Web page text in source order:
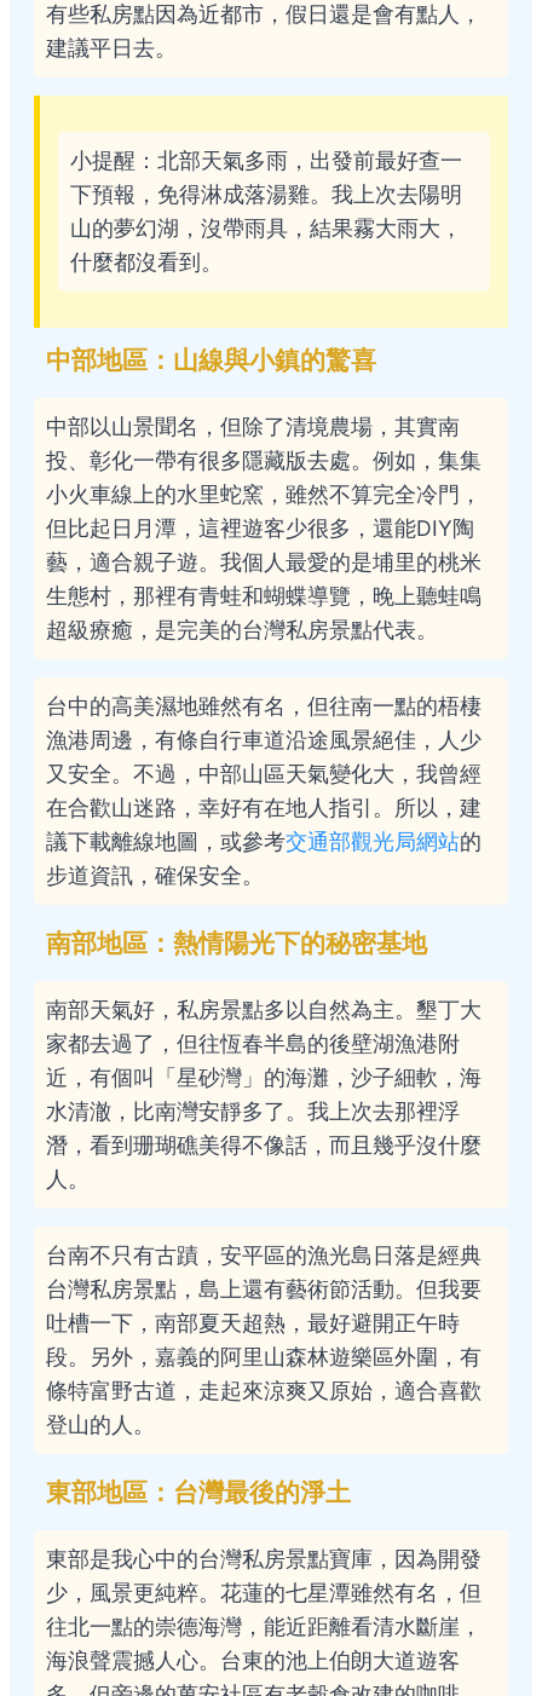
有些私房點因為近都市，假日還是會有點人，
建議平日去。
小提醒：北部天氣多雨，出發前最好查一
下預報，免得淋成落湯雞。我上次去陽明
山的夢幻湖，沒帶雨具，結果霧大雨大，
什麼都沒看到。
中部地區：山線與小鎮的驚喜
中部以山景聞名，但除了清境農場，其實南
投、彰化一帶有很多隱藏版去處。例如，集集
小火車線上的水里蛇窯，雖然不算完全冷門，
但比起日月潭，這裡遊客少很多，還能DIY陶
藝，適合親子遊。我個人最愛的是埔里的桃米
生態村，那裡有青蛙和蝴蝶導覽，晚上聽蛙鳴
超級療癒，是完美的台灣私房景點代表。
台中的高美濕地雖然有名，但往南一點的梧棲
漁港周邊，有條自行車道沿途風景絕佳，人少
又安全。不過，中部山區天氣變化大，我曾經
在合歡山迷路，幸好有在地人指引。所以，建
議下載離線地圖，或參考交通部觀光局網站的
步道資訊，確保安全。
南部地區：熱情陽光下的秘密基地
南部天氣好，私房景點多以自然為主。墾丁大
家都去過了，但往恆春半島的後壁湖漁港附
近，有個叫「星砂灣」的海灘，沙子細軟，海
水清澈，比南灣安靜多了。我上次去那裡浮
潛，看到珊瑚礁美得不像話，而且幾乎沒什麼
人。
台南不只有古蹟，安平區的漁光島日落是經典
台灣私房景點，島上還有藝術節活動。但我要
吐槽一下，南部夏天超熱，最好避開正午時
段。另外，嘉義的阿里山森林遊樂區外圍，有
條特富野古道，走起來涼爽又原始，適合喜歡
登山的人。
東部地區：台灣最後的淨土
東部是我心中的台灣私房景點寶庫，因為開發
少，風景更純粹。花蓮的七星潭雖然有名，但
往北一點的崇德海灣，能近距離看清水斷崖，
海浪聲震撼人心。台東的池上伯朗大道遊客